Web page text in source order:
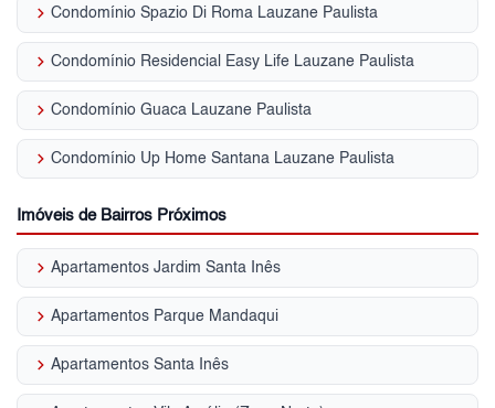
keyboard_arrow_right Condomínio Spazio Di Roma Lauzane Paulista
keyboard_arrow_right Condomínio Residencial Easy Life Lauzane Paulista
keyboard_arrow_right Condomínio Guaca Lauzane Paulista
keyboard_arrow_right Condomínio Up Home Santana Lauzane Paulista
Imóveis de Bairros Próximos
keyboard_arrow_right Apartamentos Jardim Santa Inês
keyboard_arrow_right Apartamentos Parque Mandaqui
keyboard_arrow_right Apartamentos Santa Inês